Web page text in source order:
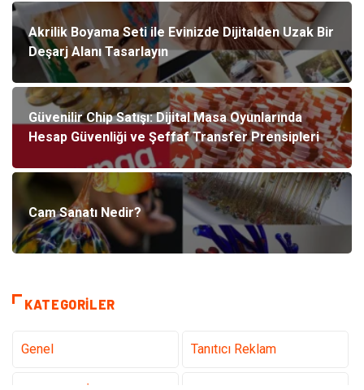
Akrilik Boyama Seti ile Evinizde Dijitalden Uzak Bir
Deşarj Alanı Tasarlayın
Güvenilir Chip Satışı: Dijital Masa Oyunlarında
Hesap Güvenliği ve Şeffaf Transfer Prensipleri
Cam Sanatı Nedir?
KATEGORILER
Genel Tanıtıcı Reklam